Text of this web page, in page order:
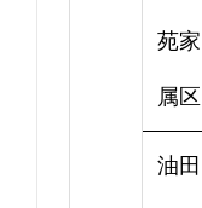
苑家
属区
油田